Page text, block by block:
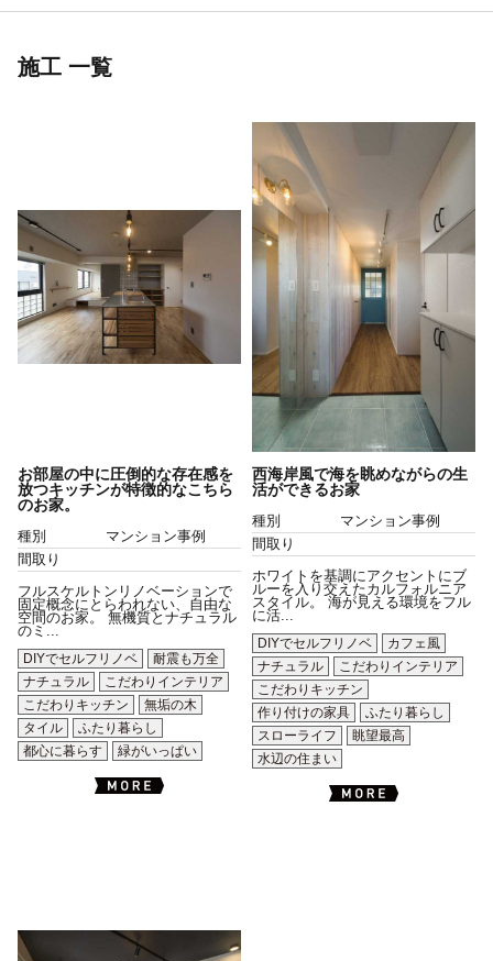
施工 一覧
お部屋の中に圧倒的な存在感を
放つキッチンが特徴的なこちら
のお家。
種別
マンション事例
間取り
フルスケルトンリノベーションで
固定概念にとらわれない、自由な
空間のお家。 無機質とナチュラル
のミ...
DIYでセルフリノベ
耐震も万全
ナチュラル
こだわりインテリア
こだわりキッチン
無垢の木
タイル
ふたり暮らし
都心に暮らす
緑がいっぱい
西海岸風で海を眺めながらの生
活ができるお家
種別
マンション事例
間取り
ホワイトを基調にアクセントにブ
ルーを入り交えたカルフォルニア
スタイル。 海が見える環境をフル
に活...
DIYでセルフリノベ
カフェ風
ナチュラル
こだわりインテリア
こだわりキッチン
作り付けの家具
ふたり暮らし
スローライフ
眺望最高
水辺の住まい